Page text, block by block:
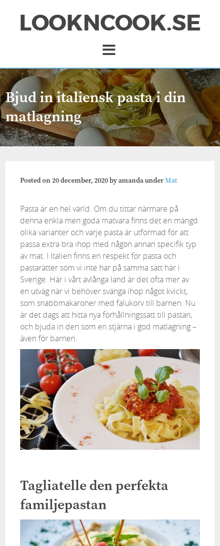
LOOKNCOOK.SE
Bjud in italiensk pasta i din
matlagning
Posted on20 december, 2020byamandaunderMat
Pasta är en hel värld. Om du tittar närmare på
denna enkla men goda matvara finns det en mängd
olika varianter och varje pasta är utformad för att
passa extra bra ihop med någon annan specifik typ
av mat. I Italien finns en respekt för pasta och
pastarätter som vi inte har på samma sätt här i
Sverige. Här i vårt avlånga land är det ofta mer av
en utväg när vi behöver svänga ihop något kvickt,
som snabbmakaroner med falukorv till barnen. Nu
är det dags att hitta nya förhållningssätt till pastan,
och bjuda in den som en stjärna i god matlagning –
även för barnen.
Tagliatelle den perfekta
familjepastan